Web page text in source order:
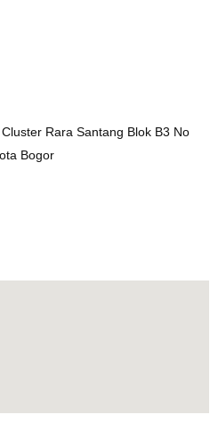
Rara Santang Blok B3 No
Bogor